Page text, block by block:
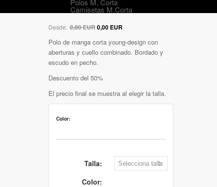
Polos M. Corta
Camisetas M.Corta
Desde: 0,00 EUR0,00 EUR
Polo de manga corta young-design con
aberturas y cuello combinado. Bordado y
escudo en pecho.
Descuento del 50%
El precio final se muestra al elegir la talla.
Color:
Talla:
Color: